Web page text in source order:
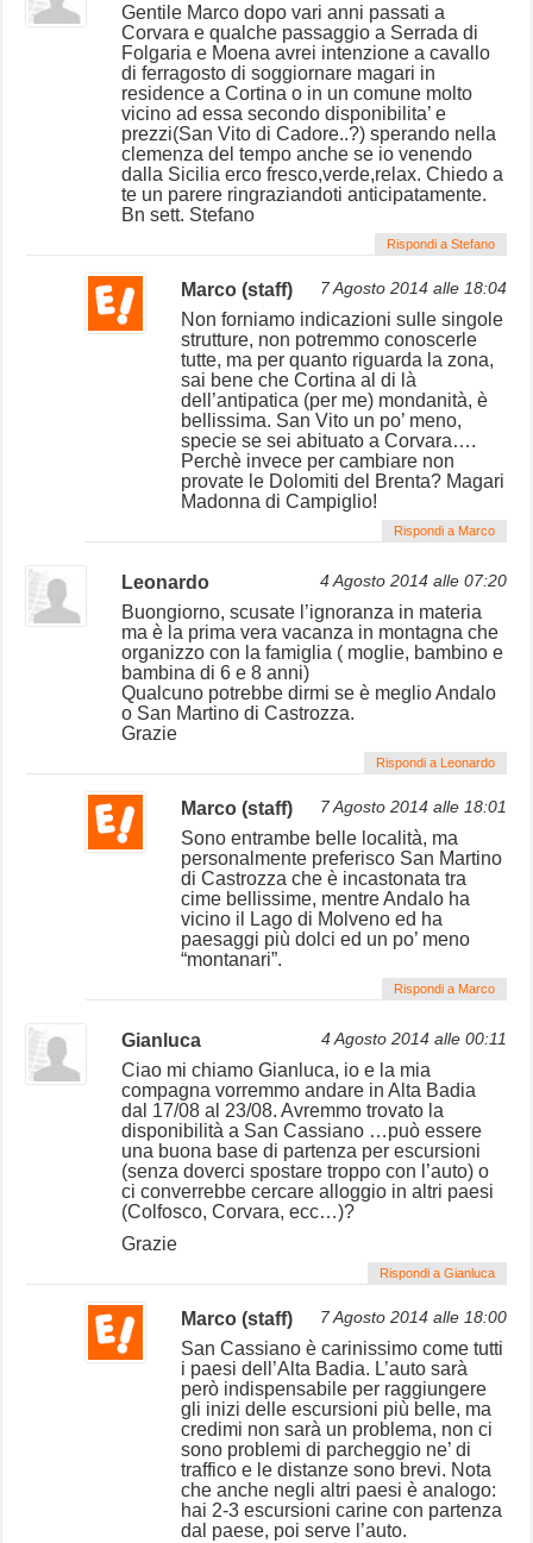
Gentile Marco dopo vari anni passati a
Corvara e qualche passaggio a Serrada di
Folgaria e Moena avrei intenzione a cavallo
di ferragosto di soggiornare magari in
residence a Cortina o in un comune molto
vicino ad essa secondo disponibilita’ e
prezzi(San Vito di Cadore..?) sperando nella
clemenza del tempo anche se io venendo
dalla Sicilia erco fresco,verde,relax. Chiedo a
te un parere ringraziandoti anticipatamente.
Bn sett. Stefano
Rispondi a Stefano
Marco (staff) 7 Agosto 2014 alle 18:04
Non forniamo indicazioni sulle singole
strutture, non potremmo conoscerle
tutte, ma per quanto riguarda la zona,
sai bene che Cortina al di là
dell’antipatica (per me) mondanità, è
bellissima. San Vito un po’ meno,
specie se sei abituato a Corvara….
Perchè invece per cambiare non
provate le Dolomiti del Brenta? Magari
Madonna di Campiglio!
Rispondi a Marco
Leonardo 4 Agosto 2014 alle 07:20
Buongiorno, scusate l’ignoranza in materia
ma è la prima vera vacanza in montagna che
organizzo con la famiglia ( moglie, bambino e
bambina di 6 e 8 anni)
Qualcuno potrebbe dirmi se è meglio Andalo
o San Martino di Castrozza.
Grazie
Rispondi a Leonardo
Marco (staff) 7 Agosto 2014 alle 18:01
Sono entrambe belle località, ma
personalmente preferisco San Martino
di Castrozza che è incastonata tra
cime bellissime, mentre Andalo ha
vicino il Lago di Molveno ed ha
paesaggi più dolci ed un po’ meno
“montanari”.
Rispondi a Marco
Gianluca 4 Agosto 2014 alle 00:11
Ciao mi chiamo Gianluca, io e la mia
compagna vorremmo andare in Alta Badia
dal 17/08 al 23/08. Avremmo trovato la
disponibilità a San Cassiano …può essere
una buona base di partenza per escursioni
(senza doverci spostare troppo con l’auto) o
ci converrebbe cercare alloggio in altri paesi
(Colfosco, Corvara, ecc…)?
Grazie
Rispondi a Gianluca
Marco (staff) 7 Agosto 2014 alle 18:00
San Cassiano è carinissimo come tutti
i paesi dell’Alta Badia. L’auto sarà
però indispensabile per raggiungere
gli inizi delle escursioni più belle, ma
credimi non sarà un problema, non ci
sono problemi di parcheggio ne’ di
traffico e le distanze sono brevi. Nota
che anche negli altri paesi è analogo:
hai 2-3 escursioni carine con partenza
dal paese, poi serve l’auto.